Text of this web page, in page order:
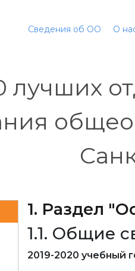
Сведения об ОО О
лучших
1. Раздел
1.1. Общие
2019-2020 учебный